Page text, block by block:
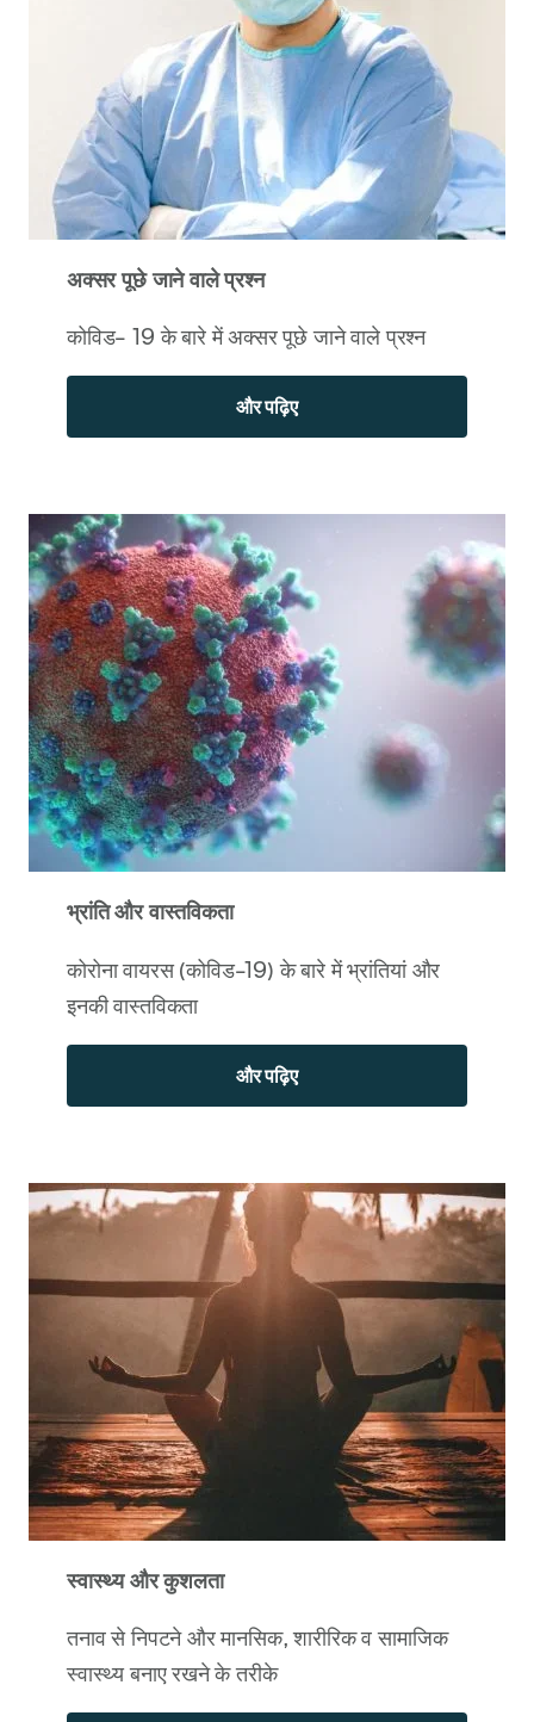
अक्सर पूछे जाने वाले प्रश्न
कोविड- 19 के बारे में अक्सर पूछे जाने वाले प्रश्न
और पढ़िए
भ्रांति और वास्तविकता
कोरोना वायरस (कोविड-19) के बारे में भ्रांतियां और
इनकी वास्तविकता
और पढ़िए
स्वास्थ्य और कुशलता
तनाव से निपटने और मानसिक, शारीरिक व सामाजिक
स्वास्थ्य बनाए रखने के तरीके